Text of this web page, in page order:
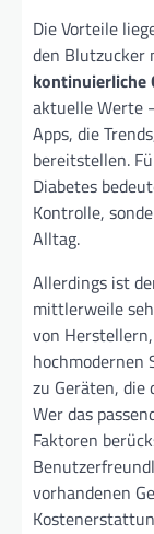
Die Vorteile
den Blutzucker
kontinuierliche
aktuelle Werte
Apps, die
bereitstellen.
Diabetes
Kontrolle,
Alltag.
Allerdings ist
mittlerweile
von
hochmodernen
zu Geräten,
Wer das
Faktoren
vorhandenen